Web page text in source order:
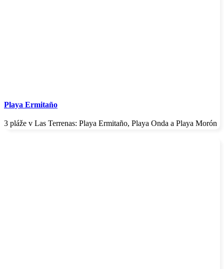
Playa Ermitaño
3 pláže v Las Terrenas: Playa Ermitaño, Playa Onda a Playa Morón